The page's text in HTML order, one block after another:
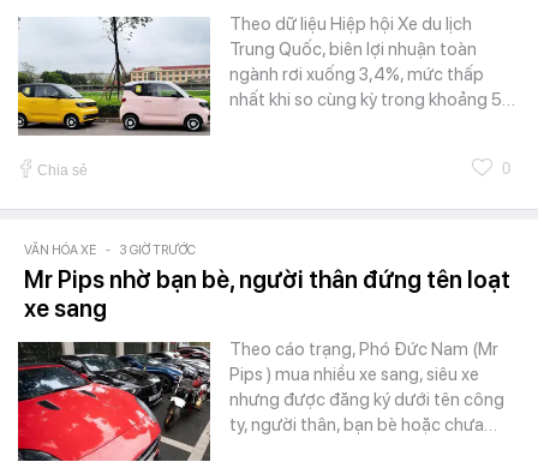
Theo dữ liệu Hiệp hội Xe du lịch
Trung Quốc, biên lợi nhuận toàn
ngành rơi xuống 3,4%, mức thấp
nhất khi so cùng kỳ trong khoảng 5…
Chia sẻ 0
VĂN HÓA XE - 3 GIỜ TRƯỚC
Mr Pips nhờ bạn bè, người thân đứng tên loạt
xe sang
Theo cáo trạng, Phó Đức Nam (Mr
Pips ) mua nhiều xe sang, siêu xe
nhưng được đăng ký dưới tên công
ty, người thân, bạn bè hoặc chưa…